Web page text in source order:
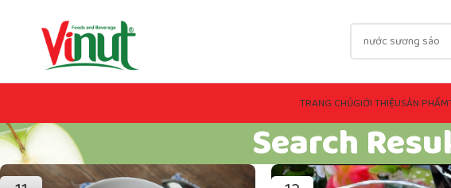
TRANG CHỦGIỚI THIỆUSẢN PHẨM
Search